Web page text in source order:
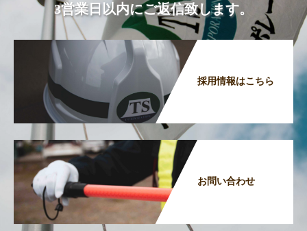
3営業日以内にご返信致します。
採用情報はこちら
お問い合わせ